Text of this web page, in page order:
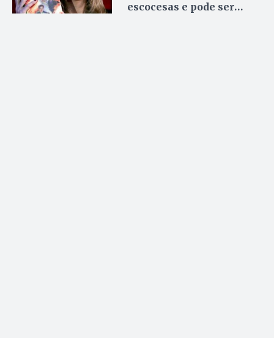
escocesas e pode ser